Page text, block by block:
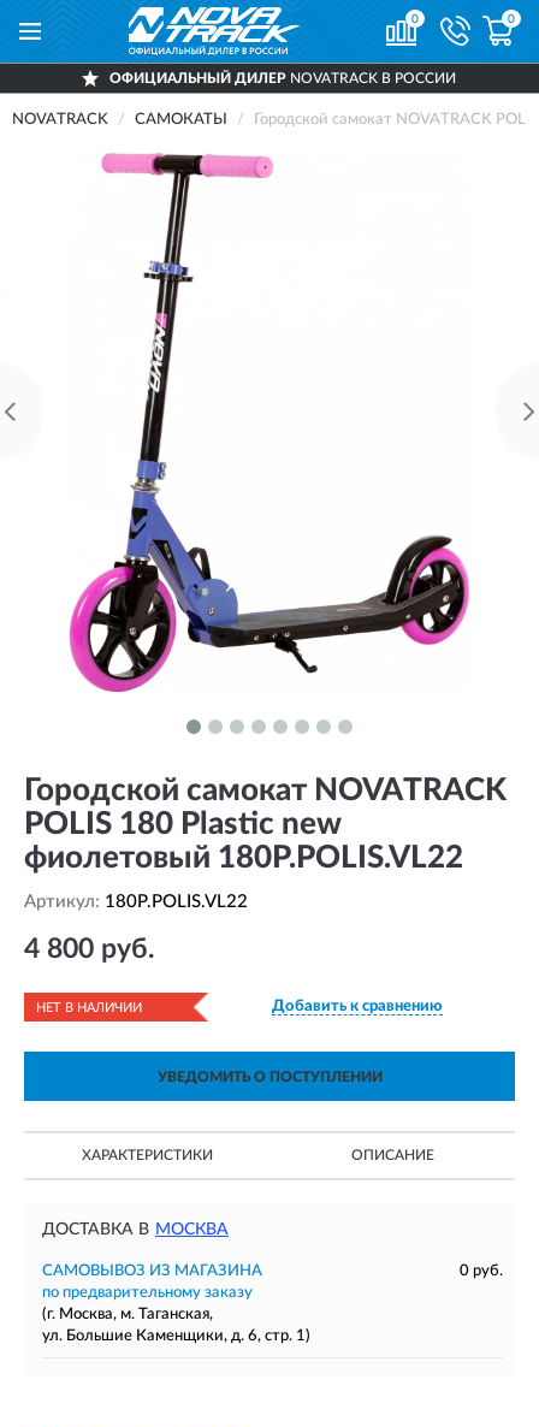
0 0
ОФИЦИАЛЬНЫЙ ДИЛЕРNOVATRACK В РОССИИ
NOVATRACK САМОКАТЫ Городской самокат NOVATRACK
Городской самокат NOVATRACK
POLIS 180 Plastic new
фиолетовый 180P.POLIS.VL22
Артикул: 180P.POLIS.VL22
4 800 руб.
НЕТ В НАЛИЧИИ Добавить к сравнению
УВЕДОМИТЬ О ПОСТУПЛЕНИИ
ХАРАКТЕРИСТИКИ ОПИСАНИЕ
ДОСТАВКА В МОСКВА
САМОВЫВОЗ ИЗ МАГАЗИНА
0 руб.
по предварительному заказу
(г. Москва, м. Таганская,
ул. Большие Каменщики, д. 6, стр. 1)